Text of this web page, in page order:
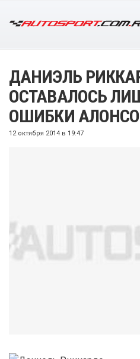
ДАНИЭЛЬ
ОСТАВАЛОСЬ
ОШИБКИ АЛОНСО
12 октября 2014 в 19:47